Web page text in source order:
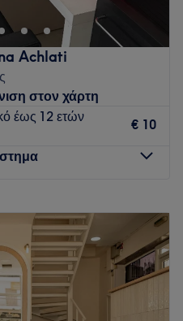
Achlati
στον χάρτη
έως 12 ετών
€ 10
09:00
09:00–
15:00
09:00
20:30
10:00
20:00
09:00
15:00